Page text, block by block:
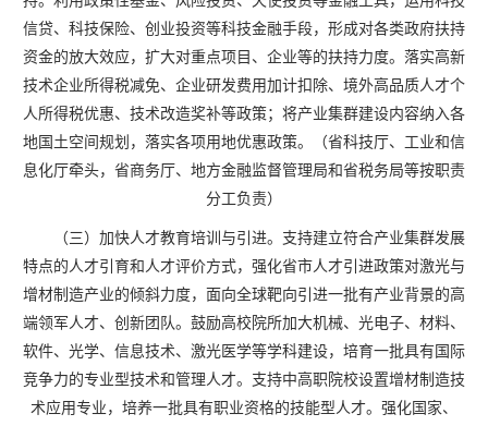
信贷、科技保险、创业投资等科技金融手段，形成对各类政府扶持
资金的放大效应，扩大对重点项目、企业等的扶持力度。落实高新
技术企业所得税减免、企业研发费用加计扣除、境外高品质人才个
人所得税优惠、技术改造奖补等政策；将产业集群建设内容纳入各
地国土空间规划，落实各项用地优惠政策。（省科技厅、工业和信
息化厅牵头，省商务厅、地方金融监督管理局和省税务局等按职责
分工负责）
（三）加快人才教育培训与引进。支持建立符合产业集群发展
特点的人才引育和人才评价方式，强化省市人才引进政策对激光与
增材制造产业的倾斜力度，面向全球靶向引进一批有产业背景的高
端领军人才、创新团队。鼓励高校院所加大机械、光电子、材料、
软件、光学、信息技术、激光医学等学科建设，培育一批具有国际
竞争力的专业型技术和管理人才。支持中高职院校设置增材制造技
术应用专业，培养一批具有职业资格的技能型人才。强化国家、